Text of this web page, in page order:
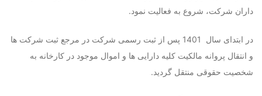
داران شرکت، شروع به فعالیت نمود.
در ابتدای سال 1401 پس از ثبت رسمی شرکت در مرجع ثبت شرکت ها
و انتقال پروانه مالکیت کلیه دارایی ها و اموال موجود در کارخانه به
شخصیت حقوقی منتقل گردید.